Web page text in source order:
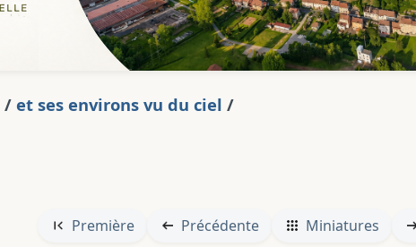
/ et ses environs vu du ciel /
Première Précédente Miniatures